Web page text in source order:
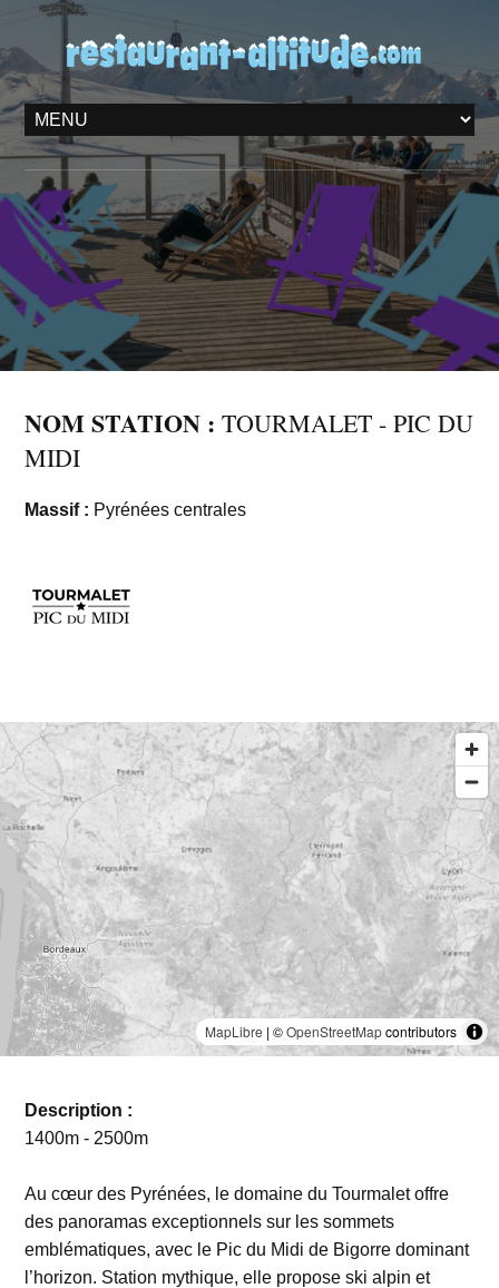
NOM STATION : TOURMALET - PIC DU
MIDI
Massif : Pyrénées centrales
MapLibre | ©OpenStreetMapcontributors
Description :
1400m - 2500m
Au cœur des Pyrénées, le domaine du Tourmalet offre
des panoramas exceptionnels sur les sommets
emblématiques, avec le Pic du Midi de Bigorre dominant
l’horizon. Station mythique, elle propose ski alpin et